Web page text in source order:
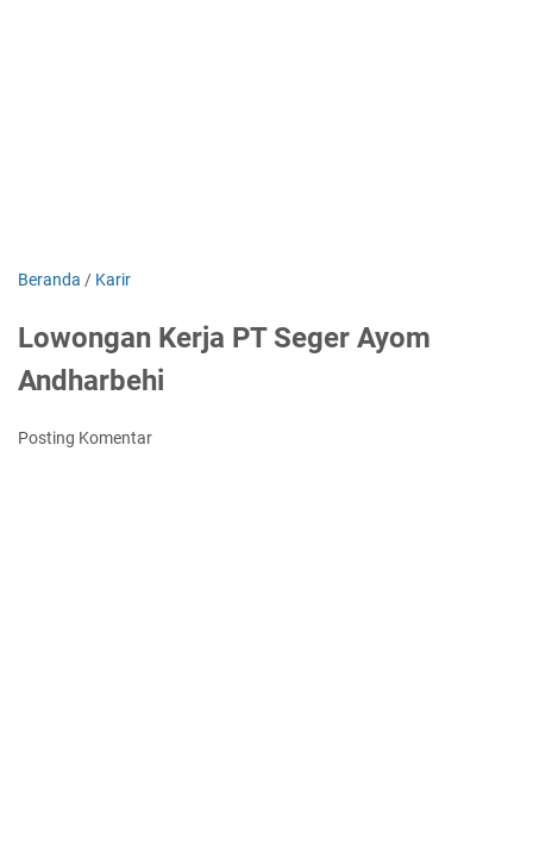
Beranda / Karir
Lowongan Kerja PT Seger Ayom
Andharbehi
Posting Komentar